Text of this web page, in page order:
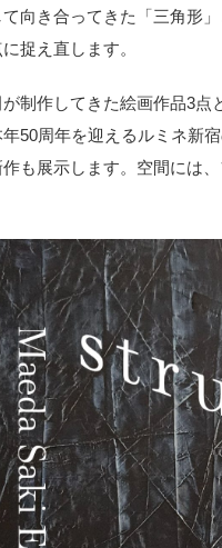
向き合ってきた「三角形
捉え直します。
制作してきた絵画作品3
50周年を迎えるルミネ新
作も展示します。空間には